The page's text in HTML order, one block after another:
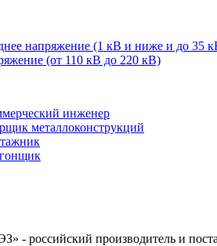
напряжение (1 кВ и ниже и до 35
(от 110 кВ до 220 кВ)
инженер
металлоконструкций
российский производитель и